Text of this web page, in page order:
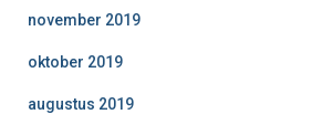
november 2019
oktober 2019
augustus 2019